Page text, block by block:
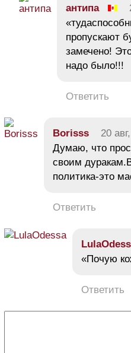
антипа
пропускают
замечено!
надо было!!!
Ответить
Borisss 20
Думаю, что
своим
политика-это
Ответить
«Почую
Ответить